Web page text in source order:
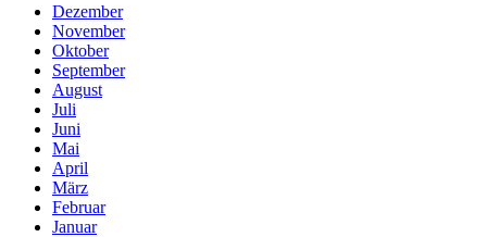
Dezember
November
Oktober
September
August
Juli
Juni
Mai
April
März
Februar
Januar